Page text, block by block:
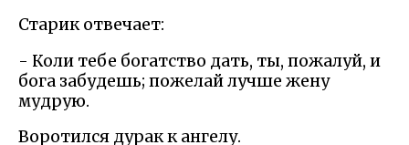
Старик отвечает:
- Коли тебе богатство дать, ты, пожалуй, и
бога забудешь; пожелай лучше жену
мудрую.
Воротился дурак к ангелу.